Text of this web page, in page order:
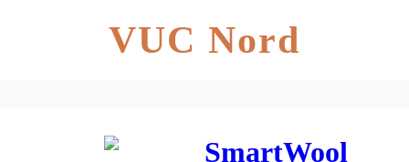
VUC Nord
SmartWool